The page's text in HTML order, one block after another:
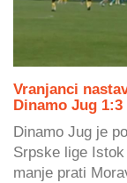
Vranjanci
Dinamo Jug 1:3
Dinamo Jug je
Srpske lige
manje prati